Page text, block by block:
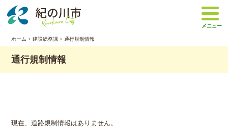
メニュー
ホーム >建設総務課 > 通行規制情報
通行規制情報
現在、道路規制情報はありません。